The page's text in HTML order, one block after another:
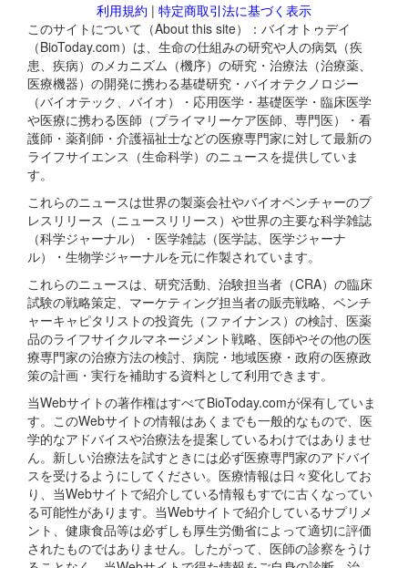
利用規約 | 特定商取引法に基づく表示
このサイトについて（About this site）：バイオトゥデイ
（BioToday.com）は、生命の仕組みの研究や人の病気（疾
患、疾病）のメカニズム（機序）の研究・治療法（治療薬、
医療機器）の開発に携わる基礎研究・バイオテクノロジー
（バイオテック、バイオ）・応用医学・基礎医学・臨床医学
や医療に携わる医師（プライマリーケア医師、専門医）・看
護師・薬剤師・介護福祉士などの医療専門家に対して最新の
ライフサイエンス（生命科学）のニュースを提供していま
す。
これらのニュースは世界の製薬会社やバイオベンチャーのプ
レスリリース（ニュースリリース）や世界の主要な科学雑誌
（科学ジャーナル）・医学雑誌（医学誌、医学ジャーナ
ル）・生物学ジャーナルを元に作製されています。
これらのニュースは、研究活動、治験担当者（CRA）の臨床
試験の戦略策定、マーケティング担当者の販売戦略、ベンチ
ャーキャピタリストの投資先（ファイナンス）の検討、医薬
品のライフサイクルマネージメント戦略、医師やその他の医
療専門家の治療方法の検討、病院・地域医療・政府の医療政
策の計画・実行を補助する資料として利用できます。
当Webサイトの著作権はすべてBioToday.comが保有していま
す。このWebサイトの情報はあくまでも一般的なもので、医
学的なアドバイスや治療法を提案しているわけではありませ
ん。新しい治療法を試すときには必ず医療専門家のアドバイ
スを受けるようにしてください。医療情報は日々変化してお
り、当Webサイトで紹介している情報もすでに古くなってい
る可能性があります。当Webサイトで紹介しているサプリメ
ント、健康食品等は必ずしも厚生労働省によって適切に評価
されたものではありません。したがって、医師の診察をうけ